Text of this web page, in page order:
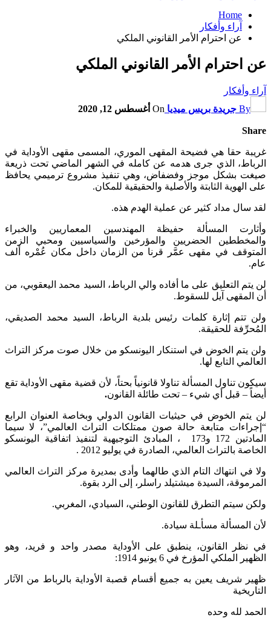
Home
آراء وأفكار
عن احترام الأمر القانوني الملكي
عن احترام الأمر القانوني الملكي
آراء وأفكار
By جريدة بريس ميديا On أغسطس 12, 2020
Share
غريبة حقا هي فضيحة المقهى الموري، المسمى مقهى الأوداية في
الرباط، الذي جرى هدمه عن كامله في الشهر الماضي تحت ذريعة
صيغت بشكل موجز وفضفاض، وهي تنفيذ مشروع ترميمي يحافظ
على الهوية الثابتة والأصلية والحقيقية للمكان.
لقد سال مداد كثير عن عملية الهدم هذه.
وأثارت المسألة حفيظة المهندسين المعماريين والخبراء
والمخططين الحضريين والمؤرخين والسياسيين ومحبي الزمن
المتوقف في مقهى عمَّر قرنا من الزمان داخل مكان عُمْره ألف
عام.
لن يتم التعليق على ما أفاده والي الرباط، السيد محمد اليعقوبي، من
أن المقهى آيل للسقوط.
ولن تتم إثارة كلمات رئيس بلدية الرباط، السيد محمد الصديقي،
المُحرِّفة للحقيقة.
ولن يتم الخوض في استنكار اليونسكو من خلال صوت مركز التراث
العالمي التابع لها.
سيكون تناول المسألة تناولا قانونياً بحتاً، لأن قضية مقهى الأوداية تقع
أيضاً – قبل أي شيء – تحت طائلة القانون.
لن يتم الخوض في حيثيات القانون الدولي وبخاصة العنوان الرابع
“إجراءات متابعة حالة صون ممتلكات التراث العالمي”، لا سيما
المادتين 172 و173 ، المبادئ التوجيهية لتنفيذ اتفاقية اليونسكو
الخاصة بالتراث العالمي، الصادرة في يوليو 2012 .
ولا في انتهاك التام الذي طالهما وأدى بمديرة مركز التراث العالمي
المرموقة، السيدة ميشتيلد راسلر، إلى الرد بقوة.
ولكن سيتم التطرق للقانون الوطني، السيادي، المغربي.
لأن المسألة مسأـلة سيادة.
في نظر القانون، ينطبق على الأوداية مصدر واحد و فريد، وهو
الظهير الملكي المؤرخ في 6 يونيو 1914:
ظهير شريف يعين به جميع أقسام قصبة الأوداية بالرباط من الآثار
التاريخية
الحمد لله وحده